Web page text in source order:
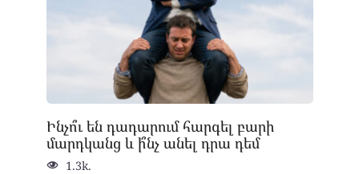
Ինչո՞ւ են դադարում հարգել բարի
մարդկանց և ի՞նչ անել դրա դեմ
1.3k.